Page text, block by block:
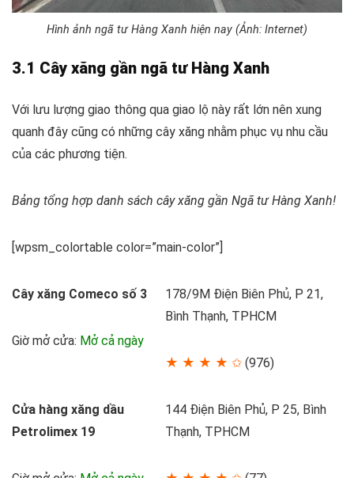
Hình ảnh ngã tư Hàng Xanh hiện nay (Ảnh: Internet)
3.1 Cây xăng gần ngã tư Hàng Xanh
Với lưu lượng giao thông qua giao lộ này rất lớn nên xung
quanh đây cũng có những cây xăng nhằm phục vụ nhu cầu
của các phương tiện.
Bảng tổng hợp danh sách cây xăng gần Ngã tư Hàng Xanh!
[wpsm_colortable color=”main-color”]
Cây xăng Comeco số 3
Giờ mở cửa: Mở cả ngày
178/9M Điện Biên Phủ, P 21,
Bình Thạnh, TPHCM
★ ★ ★ ★ ✩ (976)
Cửa hàng xăng dầu
Petrolimex 19
144 Điện Biên Phủ, P 25, Bình
Thạnh, TPHCM